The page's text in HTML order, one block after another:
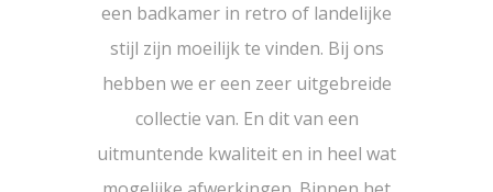
een badkamer in retro of landelijke
stijl zijn moeilijk te vinden. Bij ons
hebben we er een zeer uitgebreide
collectie van. En dit van een
uitmuntende kwaliteit en in heel wat